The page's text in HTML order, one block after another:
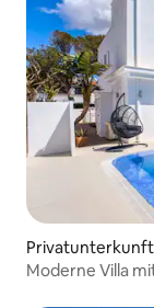
Privatunterkunft
Moderne Villa